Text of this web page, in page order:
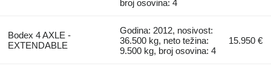
broj osovina: 4
Bodex 4 AXLE -
EXTENDABLE
Godina: 2012, nosivost:
36.500 kg, neto težina:
9.500 kg, broj osovina: 4
15.950 €